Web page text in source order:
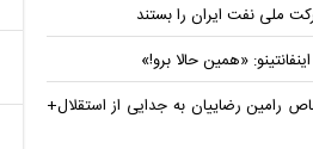
ملی نفت ایران را بستند
«همین حالا برو!»
رامین رضاییان به جدایی از استقلال+